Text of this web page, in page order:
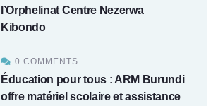
l’Orphelinat Centre Nezerwa
Kibondo
0 COMMENTS
Éducation pour tous : ARM Burundi
offre matériel scolaire et assistance